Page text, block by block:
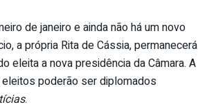
de janeiro e ainda não há um novo
a própria Rita de Cássia, permanecerá
eleita a nova presidência da Câmara. A
poderão ser diplomados
.